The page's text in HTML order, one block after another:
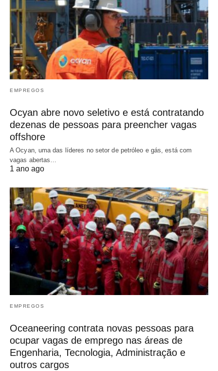
EMPREGOS
Ocyan abre novo seletivo e está contratando
dezenas de pessoas para preencher vagas
offshore
A Ocyan, uma das líderes no setor de petróleo e gás, está com
vagas abertas…
1 ano ago
EMPREGOS
Oceaneering contrata novas pessoas para
ocupar vagas de emprego nas áreas de
Engenharia, Tecnologia, Administração e
outros cargos